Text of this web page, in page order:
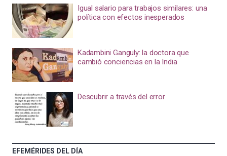
Igual salario para trabajos similares: una
política con efectos inesperados
Kadambini Ganguly: la doctora que
cambió conciencias en la India
Descubrir a través del error
EFEMÉRIDES DEL DÍA